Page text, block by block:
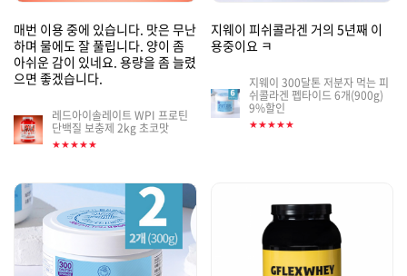
매번 이용 중에 있습니다. 맛은 무난
하며 물에도 잘 풀립니다. 양이 좀
아쉬운 감이 있네요. 용량을 좀 늘렸
으면 좋겠습니다.
게
시
일
레드아이솔레이트 WPI 프로틴
단백질 보충제 2kg 초코맛
★★★★★
지웨이 피쉬콜라겐 거의 5년째 이
용중이요 ㅋ
게
시
판
지웨이 300달톤 저분자 먹는 피
쉬콜라겐 펩타이드 6개(900g)
9%할인
★★★★★